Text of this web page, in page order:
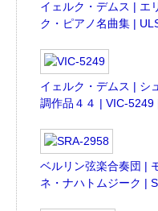
イェルク・デムス |
ク・ピアノ名曲集 |
イェルク・デムス | シ
調作品４４ | VIC-5249
ベルリン弦楽合奏団 |
ネ・ナハトムジーク |